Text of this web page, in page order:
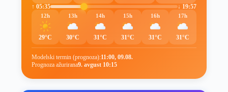
↑ 05:35
↓ 19:57
12h
29°C
13h
30°C
14h
31°C
15h
31°C
16h
31°C
17h
31°C
Modelski termin (prognoza):11:00, 09.08.
Prognoza ažurirana9. avgust 10:15